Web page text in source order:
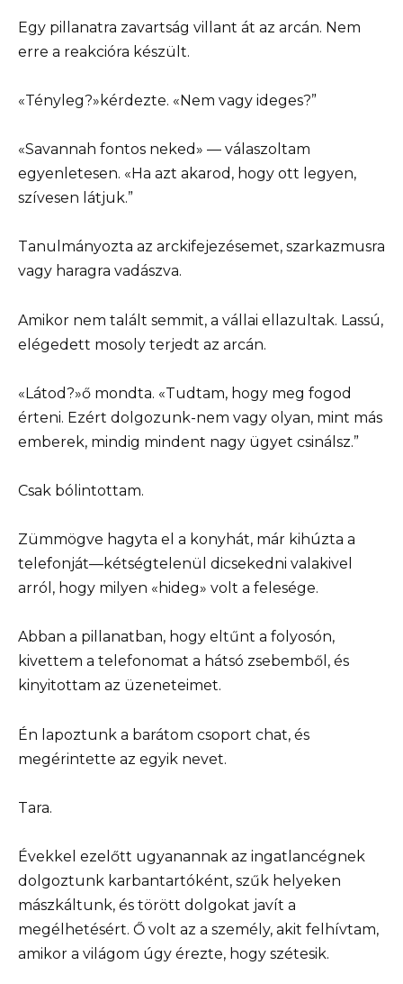
Egy pillanatra zavartság villant át az arcán. Nem
erre a reakcióra készült.
«Tényleg?»kérdezte. «Nem vagy ideges?”
«Savannah fontos neked» — válaszoltam
egyenletesen. «Ha azt akarod, hogy ott legyen,
szívesen látjuk.”
Tanulmányozta az arckifejezésemet, szarkazmusra
vagy haragra vadászva.
Amikor nem talált semmit, a vállai ellazultak. Lassú,
elégedett mosoly terjedt az arcán.
«Látod?»ő mondta. «Tudtam, hogy meg fogod
érteni. Ezért dolgozunk-nem vagy olyan, mint más
emberek, mindig mindent nagy ügyet csinálsz.”
Csak bólintottam.
Zümmögve hagyta el a konyhát, már kihúzta a
telefonját—kétségtelenül dicsekedni valakivel
arról, hogy milyen «hideg» volt a felesége.
Abban a pillanatban, hogy eltűnt a folyosón,
kivettem a telefonomat a hátsó zsebemből, és
kinyitottam az üzeneteimet.
Én lapoztunk a barátom csoport chat, és
megérintette az egyik nevet.
Tara.
Évekkel ezelőtt ugyanannak az ingatlancégnek
dolgoztunk karbantartóként, szűk helyeken
mászkáltunk, és törött dolgokat javít a
megélhetésért. Ő volt az a személy, akit felhívtam,
amikor a világom úgy érezte, hogy szétesik.